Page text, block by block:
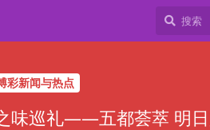
彩新闻与热点
味巡礼——五都荟萃 明